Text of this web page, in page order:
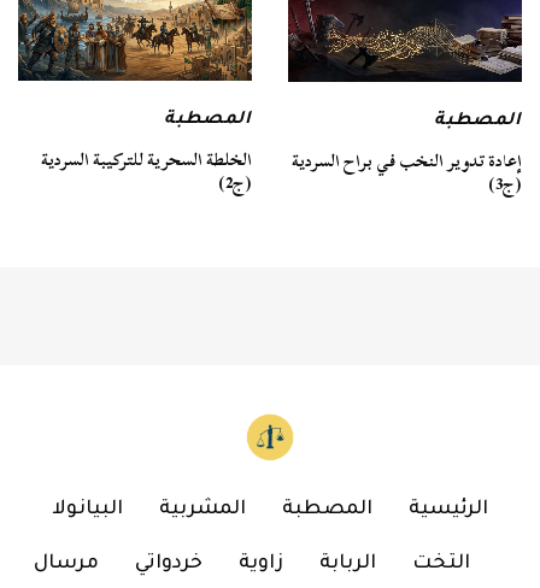
المصطبة
إعادة تدوير النخب في براح السردية
(ج3)
المصطبة
الخلطة السحرية للتركيبة السردية
(ج2)
الرئيسية المصطبة المشربية البيانولا
التخت الربابة زاوية خردواتي مرسال